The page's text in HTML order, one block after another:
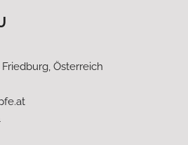
Österreich